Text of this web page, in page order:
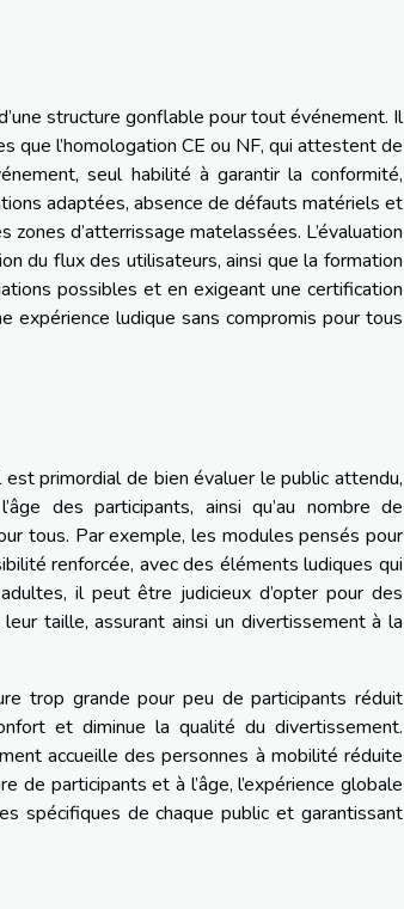
structure gonflable pour tout événement. Il
que l’homologation CE ou NF, qui attestent de
seul habilité à garantir la conformité,
adaptées, absence de défauts matériels et
d’atterrissage matelassées. L’évaluation
du flux des utilisateurs, ainsi que la formation
possibles et en exigeant une certification
expérience ludique sans compromis pour tous
primordial de bien évaluer le public attendu,
des participants, ainsi qu’au nombre de
tous. Par exemple, les modules pensés pour
renforcée, avec des éléments ludiques qui
il peut être judicieux d’opter pour des
taille, assurant ainsi un divertissement à la
trop grande pour peu de participants réduit
et diminue la qualité du divertissement.
accueille des personnes à mobilité réduite
de participants et à l’âge, l’expérience globale
spécifiques de chaque public et garantissant